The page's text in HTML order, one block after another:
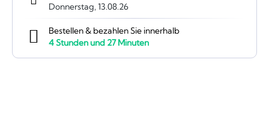
Donnerstag, 13.08.26
Bestellen & bezahlen Sie innerhalb
4Stunden und 27Minuten